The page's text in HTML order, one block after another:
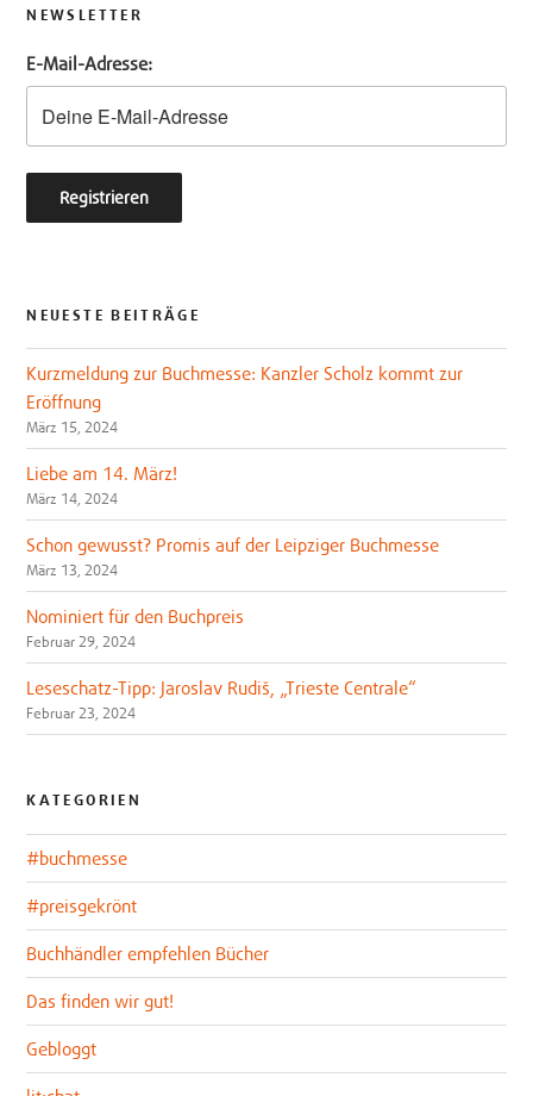
NEWSLETTER
E-Mail-Adresse:
NEUESTE BEITRÄGE
Kurzmeldung zur Buchmesse: Kanzler Scholz kommt zur
Eröffnung
März 15, 2024
Liebe am 14. März!
März 14, 2024
Schon gewusst? Promis auf der Leipziger Buchmesse
März 13, 2024
Nominiert für den Buchpreis
Februar 29, 2024
Leseschatz-Tipp: Jaroslav Rudiš, „Trieste Centrale“
Februar 23, 2024
KATEGORIEN
#buchmesse
#preisgekrönt
Buchhändler empfehlen Bücher
Das finden wir gut!
Gebloggt